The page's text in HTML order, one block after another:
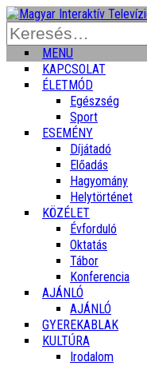
Keresés:
MENU
KAPCSOLAT
ÉLETMÓD
Egészség
Sport
ESEMÉNY
Díjátadó
Előadás
Hagyomány
Helytörténet
KÖZÉLET
Évforduló
Oktatás
Tábor
Konferencia
AJÁNLÓ
AJÁNLÓ
GYEREKABLAK
KULTÚRA
Irodalom